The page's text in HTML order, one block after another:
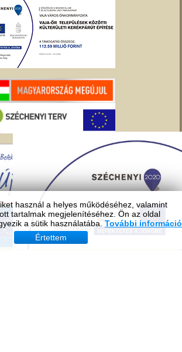
használ a helyes működéséhez, valamint
tartalmak megjelenítéséhez. Ön az oldal
a sütik használatába. További információ
Értettem